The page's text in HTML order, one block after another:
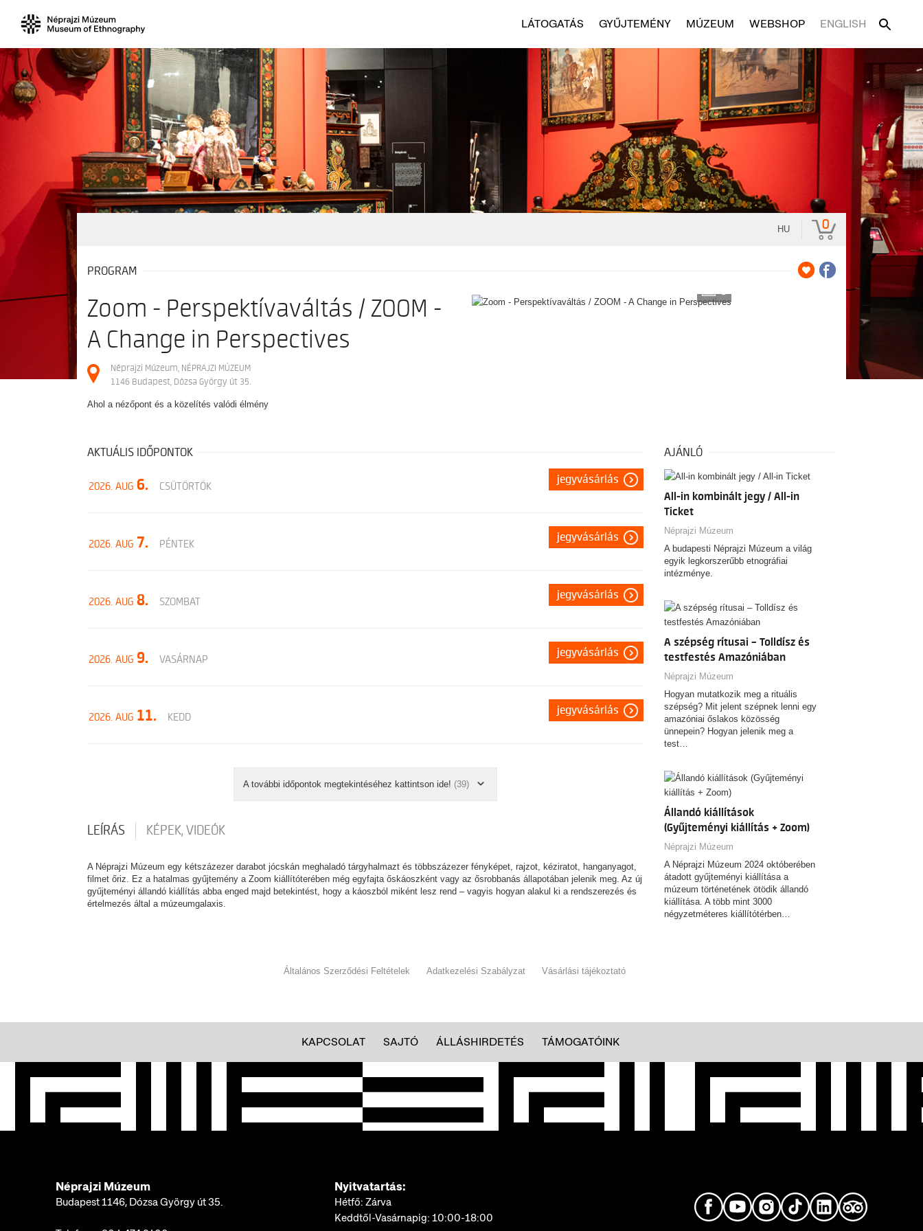
LÁTOGATÁS GYŰJTEMÉNY MÚZEUM WEBSHOP ENGLISH
HU 0
PROGRAM
3
Zoom - Perspektívaváltás / ZOOM -
A Change in Perspectives
Néprajzi Múzeum, NÉPRAJZI MÚZEUM
1146 Budapest, Dózsa György út 35.
Ahol a nézőpont és a közelítés valódi élmény
AKTUÁLIS IDŐPONTOK
2026. AUG 6. CSÜTÖRTÖK
jegyvásárlás
2026. AUG 7. PÉNTEK
jegyvásárlás
2026. AUG 8. SZOMBAT
jegyvásárlás
2026. AUG 9. VASÁRNAP
jegyvásárlás
2026. AUG 11. KEDD
jegyvásárlás
A további időpontok megtekintéséhez kattintson ide! (39)
LEÍRÁS KÉPEK, VIDEÓK
A Néprajzi Múzeum egy kétszázezer darabot jócskán meghaladó tárgyhalmazt és többszázezer fényképet, rajzot, kéziratot, hanganyagot,
filmet őriz. Ez a hatalmas gyűjtemény a Zoom kiállítóterében még egyfajta őskáoszként vagy az ősrobbanás állapotában jelenik meg. Az új
gyűjteményi állandó kiállítás abba enged majd betekintést, hogy a káoszból miként lesz rend – vagyis hogyan alakul ki a rendszerezés és
értelmezés által a múzeumgalaxis.
AJÁNLÓ
All-in kombinált jegy / All-in
Ticket
Néprajzi Múzeum
A budapesti Néprajzi Múzeum a világ
egyik legkorszerűbb etnográfiai
intézménye.
A szépség rítusai – Tolldísz és
testfestés Amazóniában
Néprajzi Múzeum
Hogyan mutatkozik meg a rituális
szépség? Mit jelent szépnek lenni egy
amazóniai őslakos közösség
ünnepein? Hogyan jelenik meg a
test…
Állandó kiállítások
(Gyűjteményi kiállítás + Zoom)
Néprajzi Múzeum
A Néprajzi Múzeum 2024 októberében
átadott gyűjteményi kiállítása a
múzeum történetének ötödik állandó
kiállítása. A több mint 3000
négyzetméteres kiállítótérben…
Általános Szerződési Feltételek Adatkezelési Szabályzat Vásárlási tájékoztató
KAPCSOLAT SAJTÓ ÁLLÁSHIRDETÉS TÁMOGATÓINK
Néprajzi Múzeum
Budapest 1146, Dózsa György út 35.
Nyitvatartás:
Hétfő: Zárva
Keddtől-Vasárnapig: 10:00-18:00